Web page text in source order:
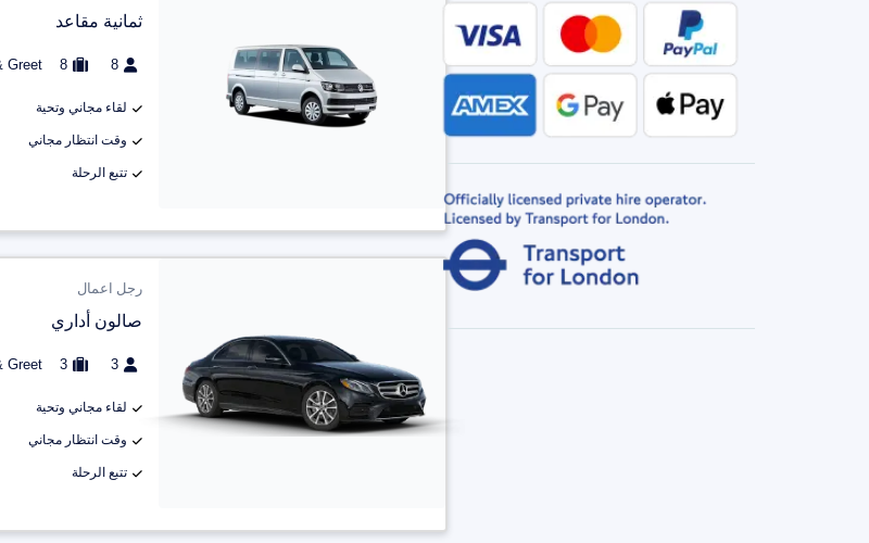
ثمانية مقاعد
8
8
Greet
لقاء مجاني وتحية
وقت انتظار مجاني
تتبع الرحلة
رجل اعمال
صالون أداري
3
3
Greet
لقاء مجاني وتحية
وقت انتظار مجاني
تتبع الرحلة